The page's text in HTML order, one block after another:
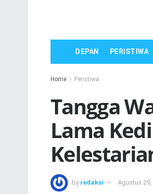
DEPAN PERISTIWA
Home Peristiwa
Tangga
Lama
by redaksi Agustus 29,